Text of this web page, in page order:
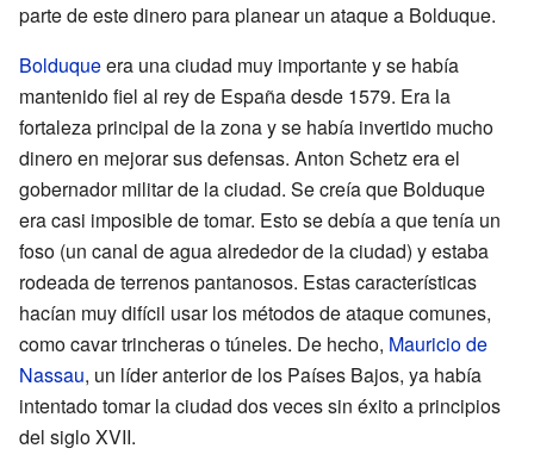
parte de este dinero para planear un ataque a Bolduque.
Bolduqueera una ciudad muy importante y se había
mantenido fiel al rey de España desde 1579. Era la
fortaleza principal de la zona y se había invertido mucho
dinero en mejorar sus defensas. Anton Schetz era el
gobernador militar de la ciudad. Se creía que Bolduque
era casi imposible de tomar. Esto se debía a que tenía un
foso (un canal de agua alrededor de la ciudad) y estaba
rodeada de terrenos pantanosos. Estas características
hacían muy difícil usar los métodos de ataque comunes,
como cavar trincheras o túneles. De hecho, Mauricio de
Nassau, un líder anterior de los Países Bajos, ya había
intentado tomar la ciudad dos veces sin éxito a principios
del siglo XVII.